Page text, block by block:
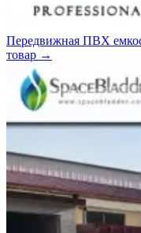
Передвижная ПВХ
товар →